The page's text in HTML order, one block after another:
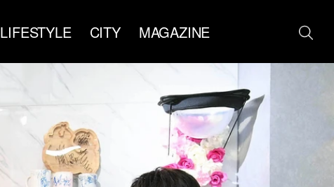
LIFESTYLE CITY MAGAZINE